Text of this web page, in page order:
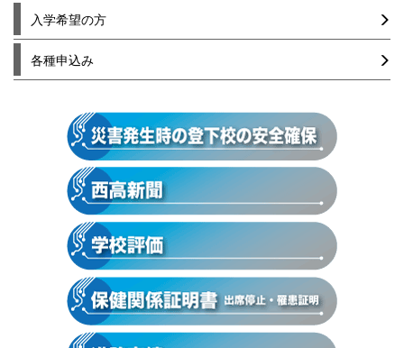
入学希望の方
各種申込み